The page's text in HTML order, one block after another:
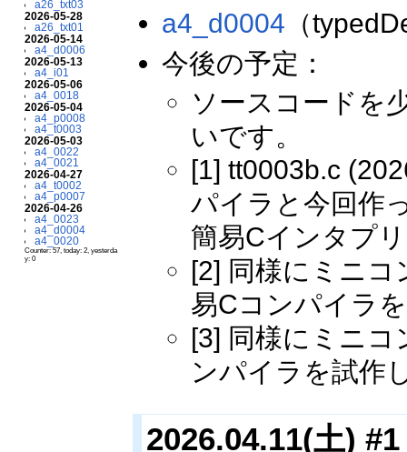
a26_txt03
2026-05-28
a26_txt01
2026-05-14
a4_d0006
2026-05-13
a4_i01
2026-05-06
a4_0018
2026-05-04
a4_p0008
a4_t0003
2026-05-03
a4_0022
a4_0021
2026-04-27
a4_t0002
a4_p0007
2026-04-26
a4_0023
a4_d0004
a4_0020
Counter: 57, today: 2, yesterda
y: 0
a4_d0004 （
今後の予定：
ソースコードを
いです。
[1] tt0003b.c
パイラと今回作
簡易Cインタプ
[2] 同様にミニ
易Cコンパイラ
[3] 同様にミニ
ンパイラを試作
2026.04.11(土) #1